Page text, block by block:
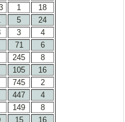
1
18
5
24
3
4
71
6
245
8
105
16
745
2
447
4
149
8
15
16